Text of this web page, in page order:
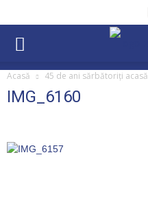
Acasă 45 de ani sărbătoriți acasă
IMG_6160